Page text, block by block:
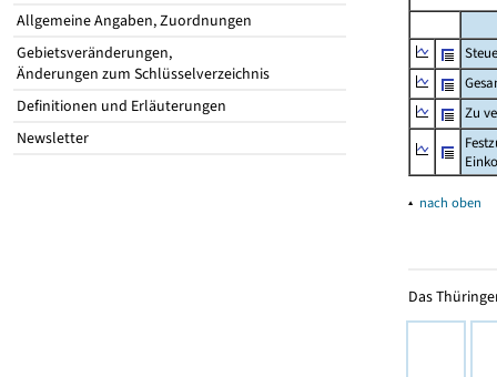
Allgemeine Angaben, Zuordnungen
Gebietsveränderungen,
Änderungen zum Schlüsselverzeichnis
Definitionen und Erläuterungen
Newsletter
Zu
▴ nach oben
Das